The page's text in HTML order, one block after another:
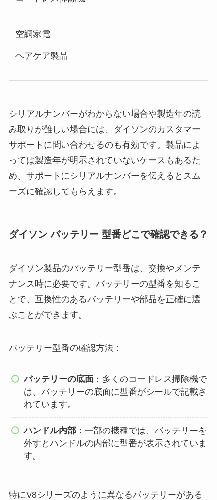
空調家電
ヘアケア製品
シリアルナンバーがわからない場合や製造年の読
み取りが難しい場合には、ダイソンのカスタマー
サポートに問い合わせるのも有効です。製品によ
っては製造年が明示されていないケースもあるた
め、サポートにシリアルナンバーを伝えるとスム
ーズに確認してもらえます。
ダイソン バッテリー 型番どこで確認できる？
ダイソン製品のバッテリー型番は、交換やメンテ
ナンス時に必要です。バッテリーの型番を知るこ
とで、互換性のあるバッテリーや部品を正確に選
ぶことができます。
バッテリー型番の確認方法：
バッテリーの底面 ：多くのコードレス掃除機で
は、バッテリーの底面に型番がシールで記載さ
れています。
ハンドル内部 ：一部の機種では、バッテリーを
外すとハンドルの内部に型番が表示されていま
す。
特にV8シリーズのように異なるバッテリーがある